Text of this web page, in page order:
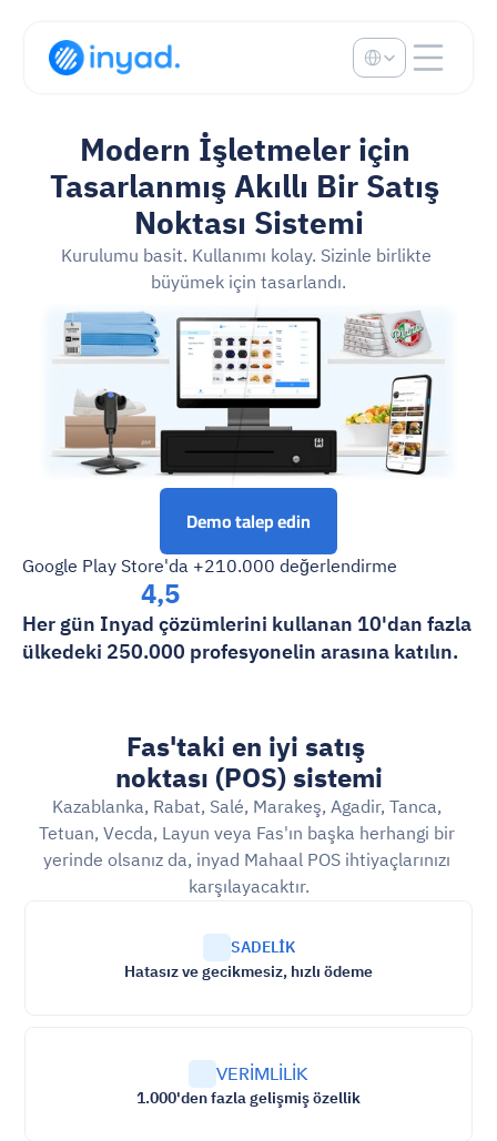
Modern İşletmeler için
Tasarlanmış Akıllı Bir Satış
Noktası Sistemi
Kurulumu basit. Kullanımı kolay. Sizinle birlikte
büyümek için tasarlandı.
Demo talep edin
Google Play Store'da +210.000 değerlendirme
4,5
Her gün Inyad çözümlerini kullanan 10'dan fazla
ülkedeki 250.000 profesyonelin arasına katılın.
Fas'taki en iyi satış
noktası (POS) sistemi
Kazablanka, Rabat, Salé, Marakeş, Agadir, Tanca,
Tetuan, Vecda, Layun veya Fas'ın başka herhangi bir
yerinde olsanız da, inyad Mahaal POS ihtiyaçlarınızı
karşılayacaktır.
SADELİK
Hatasız ve gecikmesiz, hızlı ödeme
VERİMLİLİK
1.000'den fazla gelişmiş özellik
Select Language